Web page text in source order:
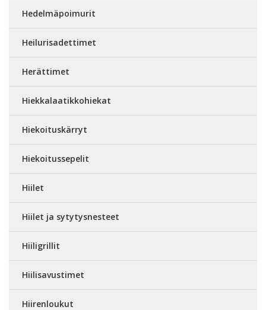
Hedelmäpoimurit
Heilurisadettimet
Herättimet
Hiekkalaatikkohiekat
Hiekoituskärryt
Hiekoitussepelit
Hiilet
Hiilet ja sytytysnesteet
Hiiligrillit
Hiilisavustimet
Hiirenloukut